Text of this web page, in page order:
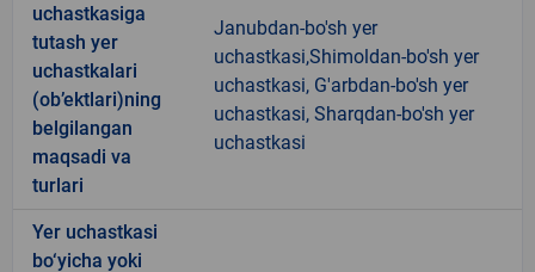
uchastkasiga
tutash yer
uchastkalari
(ob’ektlari)ning
belgilangan
maqsadi va
turlari
Janubdan-bo'sh yer
uchastkasi,Shimoldan-bo'sh yer
uchastkasi, G'arbdan-bo'sh yer
uchastkasi, Sharqdan-bo'sh yer
uchastkasi
Yer uchastkasi
bo‘yicha yoki